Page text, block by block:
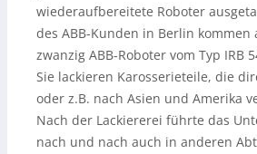
wiederaufbereitete Roboter
des ABB-Kunden in Berlin kommen
zwanzig ABB-Roboter vom Typ IRB
Sie lackieren Karosserieteile, die
oder z.B. nach Asien und Amerika
Nach der Lackiererei führte das
nach und nach auch in anderen